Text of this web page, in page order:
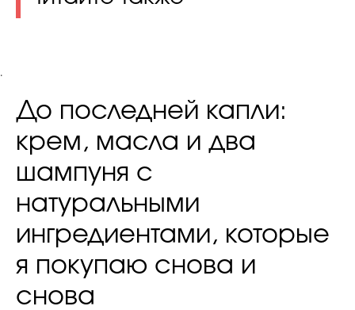
.
До последней капли:
крем, масла и два
шампуня с
натуральными
ингредиентами, которые
я покупаю снова и
снова